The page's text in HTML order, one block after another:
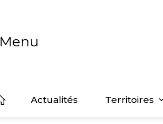
Menu
Actualités Territoires